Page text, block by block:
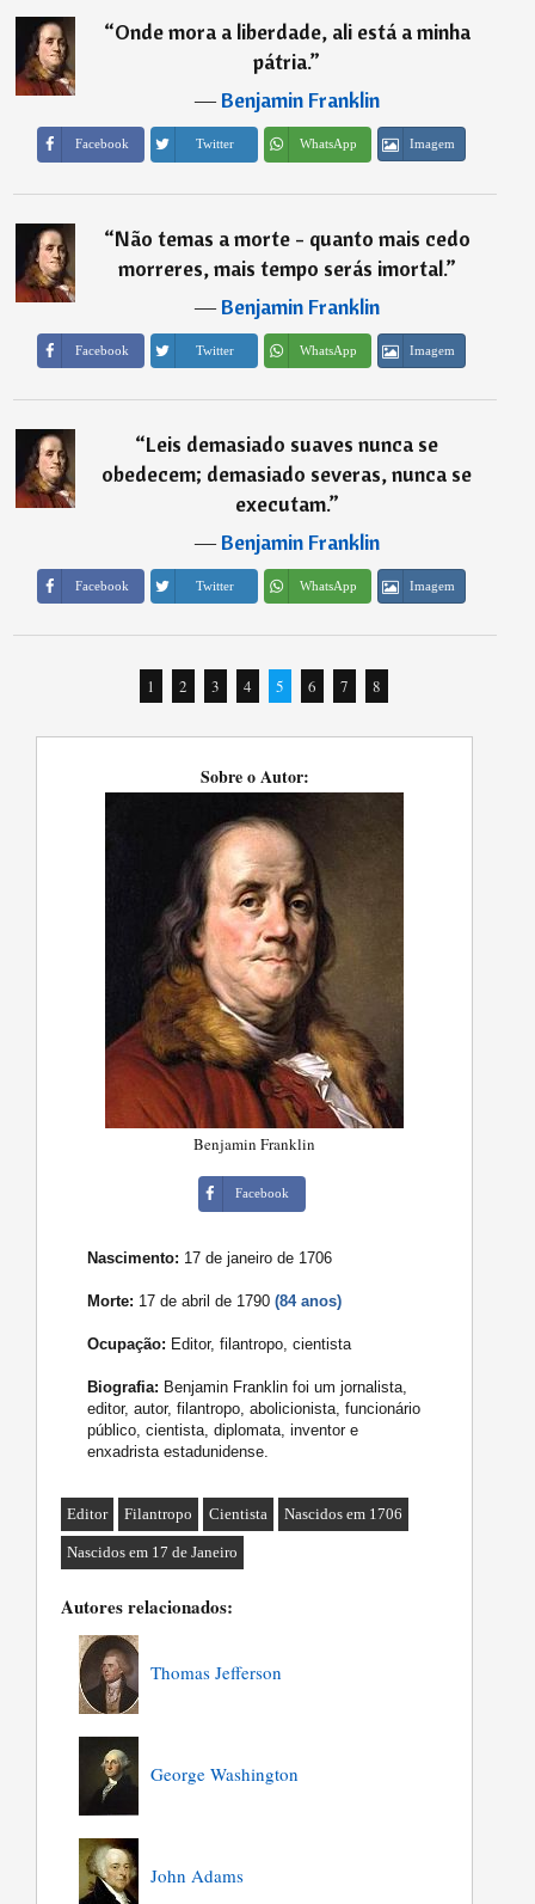
“Onde mora a liberdade, ali está a minha
pátria.”
―Benjamin Franklin
Facebook Twitter WhatsApp Imagem
“Não temas a morte - quanto mais cedo
morreres, mais tempo serás imortal.”
―Benjamin Franklin
Facebook Twitter WhatsApp Imagem
“Leis demasiado suaves nunca se
obedecem; demasiado severas, nunca se
executam.”
―Benjamin Franklin
Facebook Twitter WhatsApp Imagem
1 2 3 4 5 6 7 8
Sobre o Autor:
Benjamin Franklin
Facebook
Nascimento: 17 de janeiro de 1706
Morte: 17 de abril de 1790(84 anos)
Ocupação: Editor, filantropo, cientista
Biografia: Benjamin Franklin foi um jornalista,
editor, autor, filantropo, abolicionista, funcionário
público, cientista, diplomata, inventor e
enxadrista estadunidense.
Editor Filantropo Cientista Nascidos em 1706
Nascidos em 17 de Janeiro
Autores relacionados:
Thomas Jefferson
George Washington
John Adams